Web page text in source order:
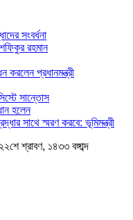
সংবর্ধনা
রহমান
করলেন প্রধানমন্ত্রী
সান্তোস
হলেন
সাথে স্মরণ করবে: ভূমিমন্ত্রী
শ্রাবণ, ১৪৩৩ বঙ্গাব্দ